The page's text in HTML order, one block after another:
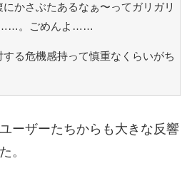
かさぶたあるなぁ〜ってガリガリ
。ごめんよ……
る危機感持って慎重なくらいがち
ーザーたちからも大きな反響
。